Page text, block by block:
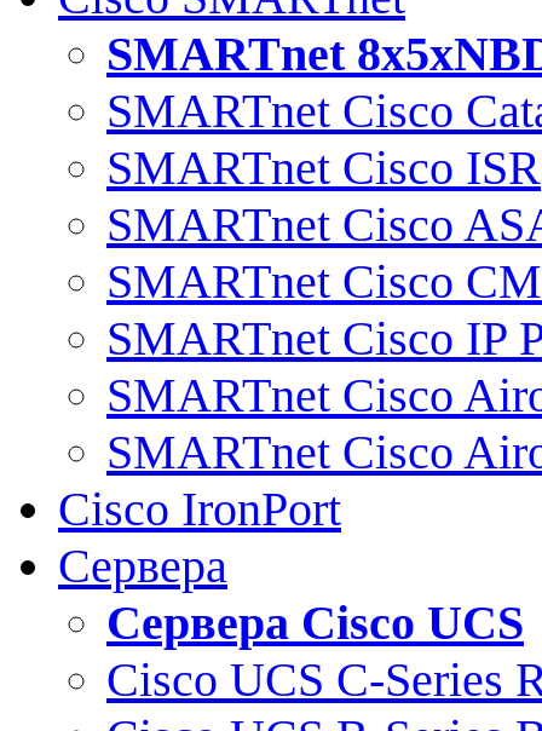
SMARTnet
SMARTnet Cisco
SMARTnet Cisco ISR
SMARTnet Cisco
SMARTnet Cisco
SMARTnet Cisco IP
SMARTnet Cisco
SMARTnet Cisco
Cisco IronPort
Сервера
Сервера Cisco UCS
Cisco UCS C-Series